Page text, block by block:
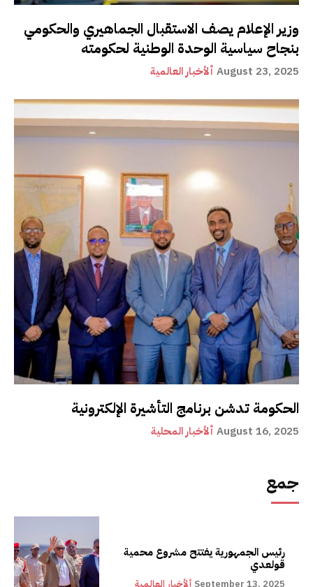
وزير الإعلام يصف الاستقبال الجماهيري والحكومي
بنجاح سياسية الوحدة الوطنية لحكومته
ألأخبار العالمية August 23, 2025
الحكومة تدشن برنامج التأشيرة الإلكترونية
ألأخبار المحلية August 16, 2025
جمع
رئيس الجمهورية يفتتح مشروع محمية
قولعدي
ألأخبار العالمية September 13, 2025